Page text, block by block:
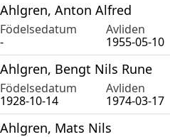
Ahlgren, Anton Alfred
Födelsedatum Avliden
-
1955-05-10
Ahlgren, Bengt Nils Rune
Födelsedatum Avliden
1928-10-14
1974-03-17
Ahlgren, Mats Nils